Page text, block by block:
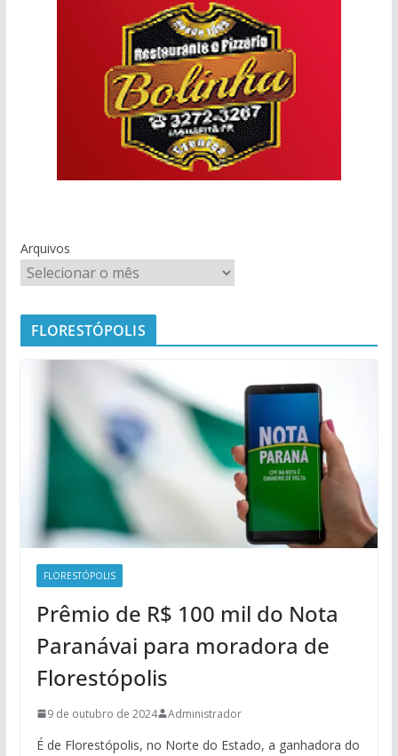
Arquivos
FLORESTÓPOLIS
FLORESTÓPOLIS
Prêmio de R$ 100 mil do Nota
Paranávai para moradora de
Florestópolis
9 de outubro de 2024 Administrador
É de Florestópolis, no Norte do Estado, a ganhadora do